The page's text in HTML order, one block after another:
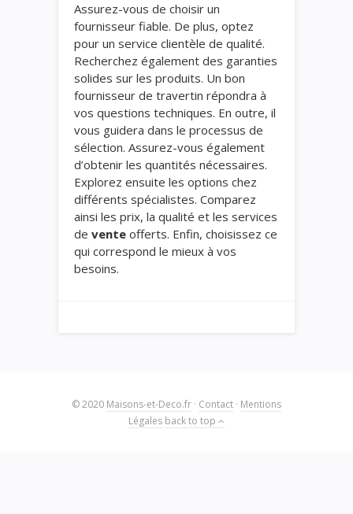
Assurez-vous de choisir un
fournisseur fiable. De plus, optez
pour un service clientèle de qualité.
Recherchez également des garanties
solides sur les produits. Un bon
fournisseur de travertin répondra à
vos questions techniques. En outre, il
vous guidera dans le processus de
sélection. Assurez-vous également
d’obtenir les quantités nécessaires.
Explorez ensuite les options chez
différents spécialistes. Comparez
ainsi les prix, la qualité et les services
de vente offerts. Enfin, choisissez ce
qui correspond le mieux à vos
besoins.
© 2020 Maisons-et-Deco.fr · Contact · Mentions
Légales back to top